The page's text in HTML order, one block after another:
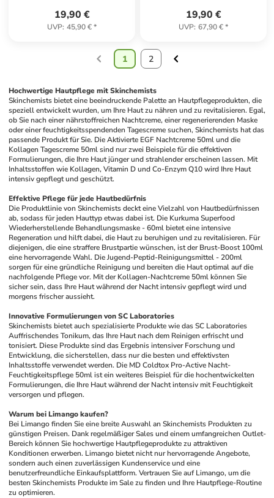
19,90 €
UVP: 45,90 €*
19,90 €
UVP: 67,90 €*
1 2
Hochwertige Hautpflege mit Skinchemists
Skinchemists bietet eine beeindruckende Palette an Hautpflegeprodukten, die
speziell entwickelt wurden, um Ihre Haut zu nähren und zu revitalisieren. Egal,
ob Sie nach einer nährstoffreichen Nachtcreme, einer regenerierenden Maske
oder einer feuchtigkeitsspendenden Tagescreme suchen, Skinchemists hat das
passende Produkt für Sie. Die Aktivierte EGF Nachtcreme 50ml und die
Kollagen Tagescreme 50ml sind nur zwei Beispiele für die effektiven
Formulierungen, die Ihre Haut jünger und strahlender erscheinen lassen. Mit
Inhaltsstoffen wie Kollagen, Vitamin D und Co-Enzym Q10 wird Ihre Haut
intensiv gepflegt und geschützt.
Effektive Pflege für jede Hautbedürfnis
Die Produktlinie von Skinchemists deckt eine Vielzahl von Hautbedürfnissen
ab, sodass für jeden Hauttyp etwas dabei ist. Die Kurkuma Superfood
Wiederherstellende Behandlungsmaske - 60ml bietet eine intensive
Regeneration und hilft dabei, die Haut zu beruhigen und zu revitalisieren. Für
diejenigen, die eine straffere Brustpartie wünschen, ist der Brust-Boost 100ml
eine hervorragende Wahl. Die Jugend-Peptid-Reinigungsmittel - 200ml
sorgen für eine gründliche Reinigung und bereiten die Haut optimal auf die
nachfolgende Pflege vor. Mit der Kollagen-Nachtcreme 50ml können Sie
sicher sein, dass Ihre Haut während der Nacht intensiv gepflegt wird und
morgens frischer aussieht.
Innovative Formulierungen von SC Laboratories
Skinchemists bietet auch spezialisierte Produkte wie das SC Laboratories
Auffrischendes Tonikum, das Ihre Haut nach dem Reinigen erfrischt und
tonisiert. Diese Produkte sind das Ergebnis intensiver Forschung und
Entwicklung, die sicherstellen, dass nur die besten und effektivsten
Inhaltsstoffe verwendet werden. Die MD Coldtox Pro-Active Nacht-
Feuchtigkeitspflege 50ml ist ein weiteres Beispiel für die hochentwickelten
Formulierungen, die Ihre Haut während der Nacht intensiv mit Feuchtigkeit
versorgen und pflegen.
Warum bei Limango kaufen?
Bei Limango finden Sie eine breite Auswahl an Skinchemists Produkten zu
günstigen Preisen. Dank regelmäßiger Sales und einem umfangreichen Outlet-
Bereich können Sie hochwertige Hautpflegeprodukte zu attraktiven
Konditionen erwerben. Limango bietet nicht nur hervorragende Angebote,
sondern auch einen zuverlässigen Kundenservice und eine
benutzerfreundliche Einkaufsplattform. Vertrauen Sie auf Limango, um die
besten Skinchemists Produkte im Sale zu finden und Ihre Hautpflege-Routine
zu optimieren.